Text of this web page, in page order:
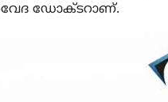
ഡോക്ടറാണ്.